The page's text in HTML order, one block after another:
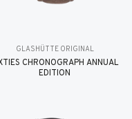
GLASHÜTTE ORIGINAL
CHRONOGRAPH ANNUAL
EDITION